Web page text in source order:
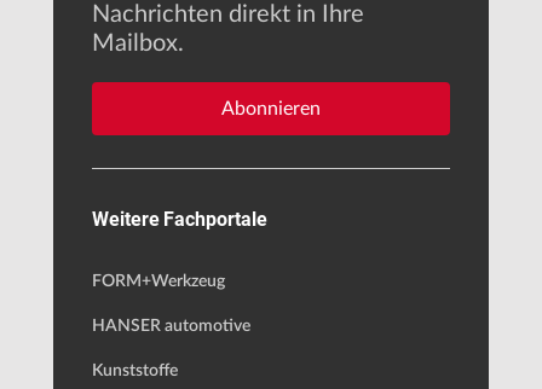
Nachrichten direkt in Ihre
Mailbox.
Abonnieren
Weitere Fachportale
FORM+Werkzeug
HANSER automotive
Kunststoffe